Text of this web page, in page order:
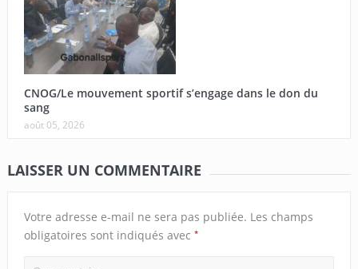
CNOG/Le mouvement sportif s’engage dans le don du
sang
août 05, 2026
LAISSER UN COMMENTAIRE
Votre adresse e-mail ne sera pas publiée. Les champs
obligatoires sont indiqués avec *